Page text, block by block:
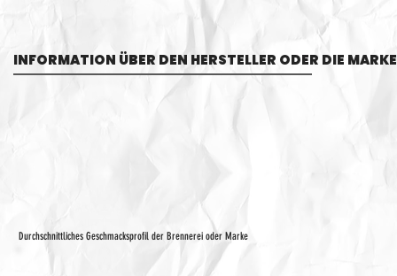
Durchschnittliches Geschmacksprofil der Brennerei oder Marke
INFORMATION ÜBER DEN HERSTELLER ODER DIE MARKE